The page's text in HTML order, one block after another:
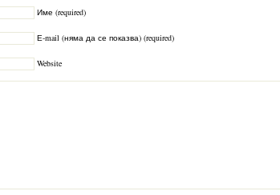
Име (required)
Е-mail (няма да се показва) (required)
Website